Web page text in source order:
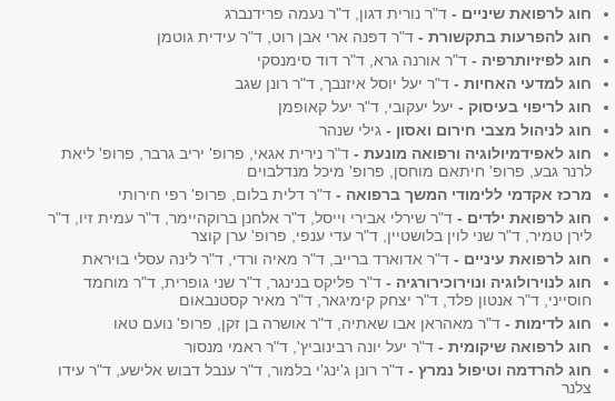
חוג לרפואת שיניים - ד"ר נורית דגון, ד"ר נעמה פרידנברג
חוג להפרעות בתקשורת - ד"ר דפנה ארי אבן רוט, ד"ר עידית גוטמן
חוג לפיזיותרפיה - ד"ר אורנה גרא, ד"ר דוד סימנסקי
חוג למדעי האחיות - ד"ר יעל יוסל איזנבך, ד"ר רונן שגב
חוג לריפוי בעיסוק - יעל יעקובי, ד"ר יעל קאופמן
חוג לניהול מצבי חירום ואסון - גילי שנהר
חוג לאפידמיולוגיה ורפואה מונעת - ד"ר נירית אגאי, פרופ' יריב גרבר, פרופ' ליאת
לרנר גבע, פרופ' חיתאם מוחסן, פרופ' מיכל מנדלבוים
מרכז אקדמי ללימודי המשך ברפואה - ד"ר דלית בלום, פרופ' רפי חירותי
חוג לרפואת ילדים - ד"ר שירלי אבירי וייסל, ד"ר אלחנן ברוקהיימר, ד"ר עמית זיו, ד"ר
לירן טמיר, ד"ר שני לוין בלושטיין, ד"ר עדי ענפי, פרופ' ערן קוצר
חוג לרפואת עיניים - ד"ר אדוארד ברייב, ד"ר מאיה ורדי, ד"ר לינה עסלי בויראת
חוג לנוירולוגיה ונוירוכירורגיה - ד"ר פליקס בנינגר, ד"ר שני גופרית, ד"ר מוחמד
חוסייני, ד"ר אנטון פלד, ד"ר יצחק קימיגאר, ד"ר מאיר קסטנבאום
חוג לדימות - ד"ר מאהראן אבו שאתיה, ד"ר אושרה בן זקן, פרופ' נועם טאו
חוג לרפואה שיקומית - ד"ר יעל יונה רבינוביץ', ד"ר ראמי מנסור
חוג להרדמה וטיפול נמרץ - ד"ר רונן ג'ינג'י בלמור, ד"ר ענבל דבוש אלישע, ד"ר עידו
צלנר